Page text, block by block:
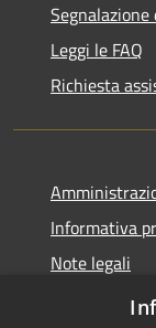
Leggi le FAQ
Richiesta
Informativa
Note legali